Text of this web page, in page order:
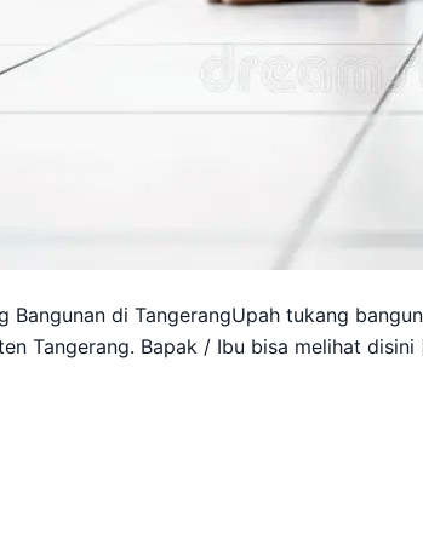
Bangunan di TangerangUpah tukang
Tangerang. Bapak / Ibu bisa melihat